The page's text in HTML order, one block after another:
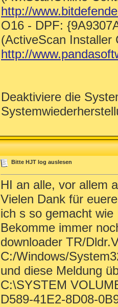
http://
O16 - DPF:
(ActiveScan Installer
http://
Deaktiviere die
Bitte HJT log auslesen
HI an alle, vor allem
Vielen Dank für
ich s so gemacht
Bekomme immer
downloader TR/
C:/Windows/
und diese Meldung
C:\SYSTEM
D589-41E2-8D08-